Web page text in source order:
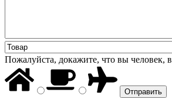
Пожалуйста, докажите, что вы человек,